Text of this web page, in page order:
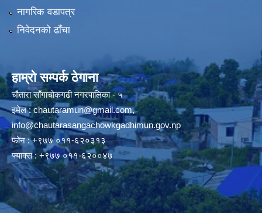
नागरिक वडापत्र
निवेदनको ढाँचा
हाम्रो सम्पर्क ठेगाना
चौतारा साँगाचोकगढी नगरपालिका - ५
इमेल :chautaramun@gmail.com,
info@chautarasangachowkgadhimun.gov.np
फोन : +९७७ ०११-६२०३१३
फ्याक्स : +९७७ ०११-६२००४७